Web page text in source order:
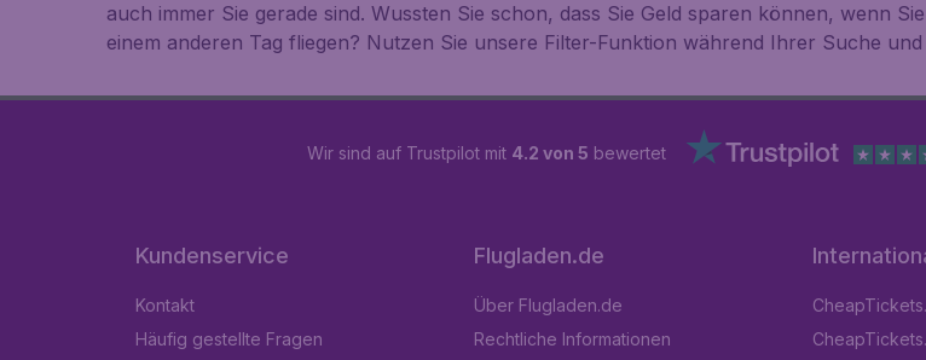
auch immer Sie gerade sind. Wussten Sie schon, dass Sie Geld sparen können, wenn
einem anderen Tag fliegen? Nutzen Sie unsere Filter-Funktion während Ihrer Suche
Wir sind auf Trustpilot mit 4.2 von 5 bewertet
Kundenservice
Kontakt
Häufig gestellte Fragen
Flugladen.de
Über Flugladen.de
Rechtliche Informationen